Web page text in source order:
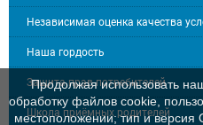
Независимая оценка качества
Наша гордость
Защита прав потребителей
Школа приёмных родителей
Продолжая использовать
обработку файлов cookie,
местоположении; тип и версия